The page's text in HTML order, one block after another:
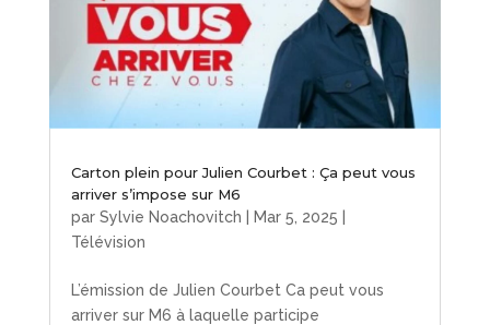
Carton plein pour Julien Courbet : Ça peut vous
arriver s’impose sur M6
par Sylvie Noachovitch Mar 5, 2025
Télévision
L’émission de Julien Courbet Ca peut vous
arriver sur M6 à laquelle participe